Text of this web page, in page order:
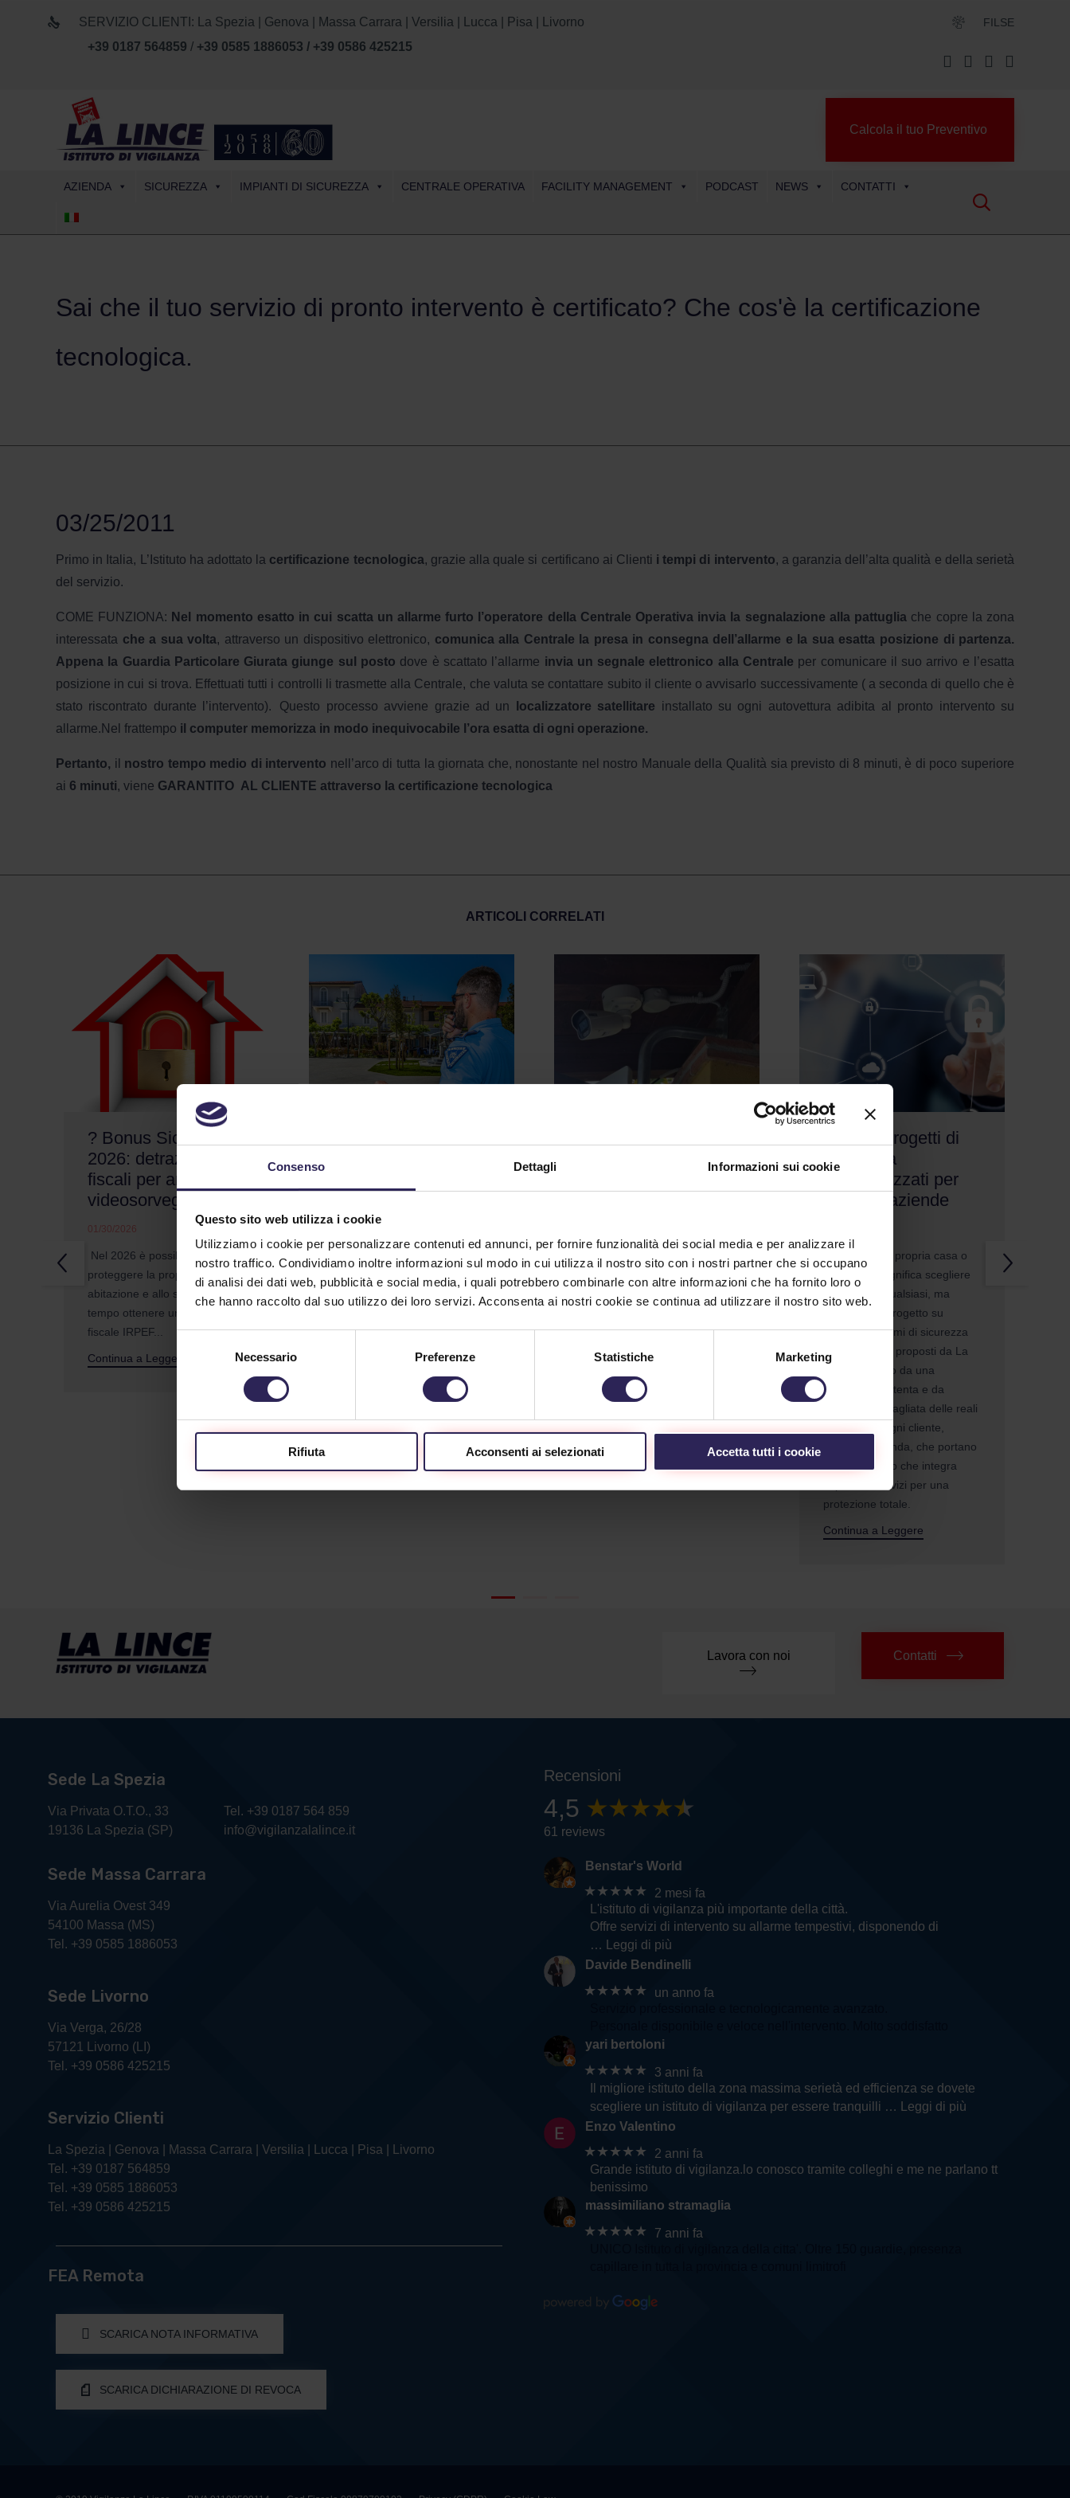
Consenso Dettagli Informazioni sui cookie
Questo sito web utilizza i cookie
Utilizziamo i cookie per personalizzare contenuti ed annunci, per fornire funzionalità dei social media e per analizzare il
nostro traffico. Condividiamo inoltre informazioni sul modo in cui utilizza il nostro sito con i nostri partner che si occupano
di analisi dei dati web, pubblicità e social media, i quali potrebbero combinarle con altre informazioni che ha fornito loro o
che hanno raccolto dal suo utilizzo dei loro servizi. Acconsenta ai nostri cookie se continua ad utilizzare il nostro sito web.
del
Necessario Preferenze Statistiche Marketing
Rifiuta Acconsenti ai selezionati Accetta tutti i cookie
SERVIZIO CLIENTI: La Spezia | Genova | Massa Carrara | Versilia | Lucca | Pisa | Livorno
+39 0187 564859 / +39 0585 1886053 / +39 0586 425215
FILSE
Calcola il tuo Preventivo
AZIENDA SICUREZZA IMPIANTI DI SICUREZZA CENTRALE OPERATIVA FACILITY MANAGEMENT PODCAST NEWS CONTATTI

Sai che il tuo servizio di pronto intervento è certificato? Che cos'è la certificazione
tecnologica.
03/25/2011
Primo in Italia, L’Istituto ha adottato la certificazione tecnologica, grazie alla quale si certificano ai Clienti i tempi di intervento, a garanzia dell’alta qualità e della serietà
del servizio.
COME FUNZIONA: Nel momento esatto in cui scatta un allarme furto l’operatore della Centrale Operativa invia la segnalazione alla pattuglia che copre la zona
interessata che a sua volta, attraverso un dispositivo elettronico, comunica alla Centrale la presa in consegna dell’allarme e la sua esatta posizione di partenza.
Appena la Guardia Particolare Giurata giunge sul posto dove è scattato l’allarme invia un segnale elettronico alla Centrale per comunicare il suo arrivo e l’esatta
posizione in cui si trova. Effettuati tutti i controlli li trasmette alla Centrale, che valuta se contattare subito il cliente o avvisarlo successivamente ( a seconda di quello che è
stato riscontrato durante l’intervento). Questo processo avviene grazie ad un localizzatore satellitare installato su ogni autovettura adibita al pronto intervento su
allarme.Nel frattempo il computer memorizza in modo inequivocabile l’ora esatta di ogni operazione.
Pertanto, il nostro tempo medio di intervento nell’arco di tutta la giornata che, nonostante nel nostro Manuale della Qualità sia previsto di 8 minuti, è di poco superiore
ai 6 minuti, viene GARANTITO AL CLIENTE attraverso la certificazione tecnologica
ARTICOLI CORRELATI
? Bonus Sicurezza
2026: detrazioni
fiscali per antifurto e
videosorveglianza
01/30/2026
Nel 2026 è possibile
proteggere la propria
abitazione e allo stesso
tempo ottenere una detrazione
fiscale IRPEF...
Continua a Leggere
Come di consuetudine,
condividiamo i dati che
raccontano, meglio di ogni
01/22/2026
Nel percorso di evoluzione dei
sistemi di sicurezza, la
con intelligenza
artificiale rappresenta oggi uno
Continua a Leggere
? ? + ? Progetti di
sicurezza
personalizzati per
privati e aziende
Proteggere la propria casa o
attività non significa scegliere
un antifurto qualsiasi, ma
costruire un progetto su
misura. I sistemi di sicurezza
personalizzati proposti da La
Lince nascono da una
consulenza attenta e da
un’analisi dettagliata delle reali
esigenze di ogni cliente,
privato o azienda, che portano
ad un progetto che integra
impianti e servizi per una
protezione totale.
Continua a Leggere
Lavora con noi Contatti
Sede La Spezia
Via Privata O.T.O., 33
19136 La Spezia (SP)
Tel. +39 0187 564 859
info@vigilanzalalince.it
Sede Massa Carrara
Via Aurelia Ovest 349
54100 Massa (MS)
Tel. +39 0585 1886053
Sede Livorno
Via Verga, 26/28
57121 Livorno (LI)
Tel. +39 0586 425215
Servizio Clienti
La Spezia | Genova | Massa Carrara | Versilia | Lucca | Pisa | Livorno
Tel. +39 0187 564859
Tel. +39 0585 1886053
Tel. +39 0586 425215
FEA Remota
SCARICA NOTA INFORMATIVA
SCARICA DICHIARAZIONE DI REVOCA
Recensioni
4,5
61 reviews
Benstar's World
★★★★★
2 mesi fa
L'istituto di vigilanza più importante della città.
Offre servizi di intervento su allarme tempestivi, disponendo di
… Leggi di più
Davide Bendinelli
★★★★★
un anno fa
yari bertoloni
★★★★★
3 anni fa
Il migliore istituto della zona massima serietà ed efficienza se dovete
scegliere un istituto di vigilanza per essere tranquilli … Leggi di più
Enzo Valentino
★★★★★
2 anni fa
Grande istituto di vigilanza.lo conosco tramite colleghi e me ne parlano tt
benissimo
massimiliano stramaglia
★★★★★
7 anni fa